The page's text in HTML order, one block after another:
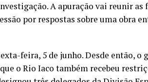
A apuração vai reunir
por respostas sobre uma obra
feira, 5 de junho. Desde então, o
o Rio Iaco também recebeu